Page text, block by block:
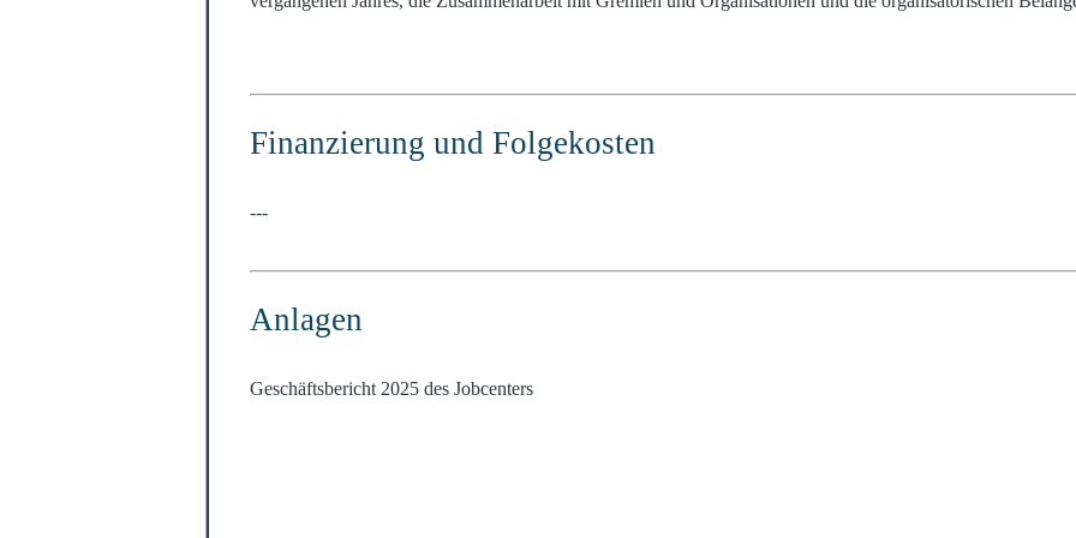
Finanzierung und Folgekosten
---
Anlagen
Geschäftsbericht 2025 des Jobcenters